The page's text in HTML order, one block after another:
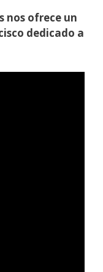
nos ofrece un
dedicado a